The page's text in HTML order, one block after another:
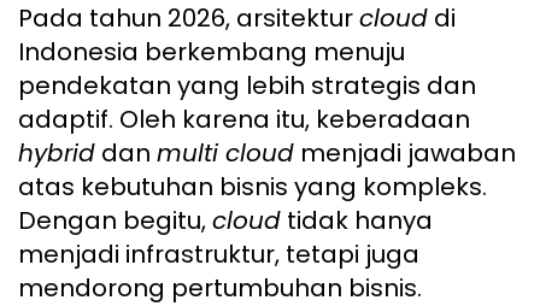
Pada tahun 2026, arsitekturcloud di
Indonesia berkembang menuju
pendekatan yang lebih strategis dan
adaptif. Oleh karena itu, keberadaan
hybrid dan multi cloud menjadi jawaban
atas kebutuhan bisnis yang kompleks.
Dengan begitu,cloud tidak hanya
menjadi infrastruktur, tetapi juga
mendorong pertumbuhan bisnis.